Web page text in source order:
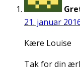
21. januar
Kære Louise
Tak for din